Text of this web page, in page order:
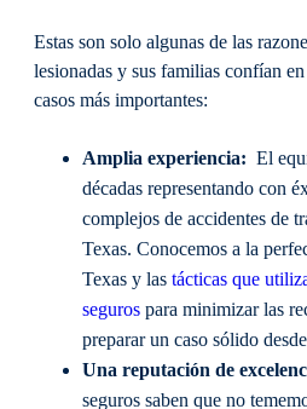
Estas son solo algunas de las
lesionadas y sus familias confían
casos más importantes:
Amplia experiencia: El
décadas representando con
complejos de accidentes de
Texas. Conocemos a la
Texas y las tácticas que
seguros para minimizar las
preparar un caso sólido
Una reputación de
seguros saben que no